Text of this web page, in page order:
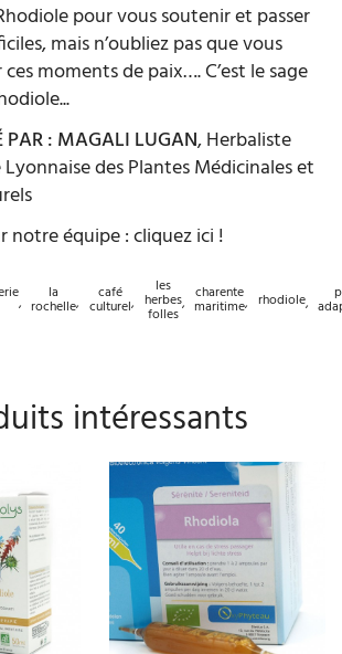
pour vous soutenir et passer
mais n’oubliez pas que vous
moments de paix…. C’est le sage
PAR : MAGALI LUGAN, Herbaliste
des Plantes Médicinales et
notre équipe :cliquez ici !
, la
rochelle, café
culturel,
les
herbes
folles, charente
maritime, rhodiole,
intéressants